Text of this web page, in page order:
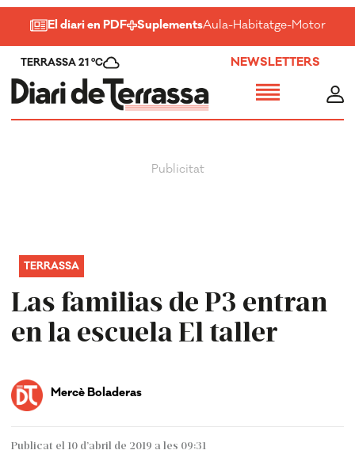
El diari en PDF SuplementsAula-Habitatge-Motor-
TERRASSA 21 ºC NEWSLETTERS
Las familias de P3 entran
en la escuela El taller
TERRASSA
Mercè Boladeras
Publicat el 10 d’abril de 2019 a les 09:31